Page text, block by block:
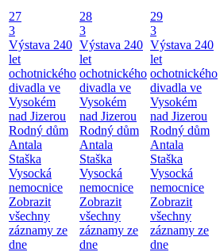
27
3
Výstava 240
let
ochotnického
divadla ve
Vysokém
nad Jizerou
Rodný dům
Antala
Staška
Vysocká
nemocnice
Zobrazit
všechny
záznamy ze
dne
28
3
Výstava 240
let
ochotnického
divadla ve
Vysokém
nad Jizerou
Rodný dům
Antala
Staška
Vysocká
nemocnice
Zobrazit
všechny
záznamy ze
dne
29
3
Výstava 240
let
ochotnického
divadla ve
Vysokém
nad Jizerou
Rodný dům
Antala
Staška
Vysocká
nemocnice
Zobrazit
všechny
záznamy ze
dne